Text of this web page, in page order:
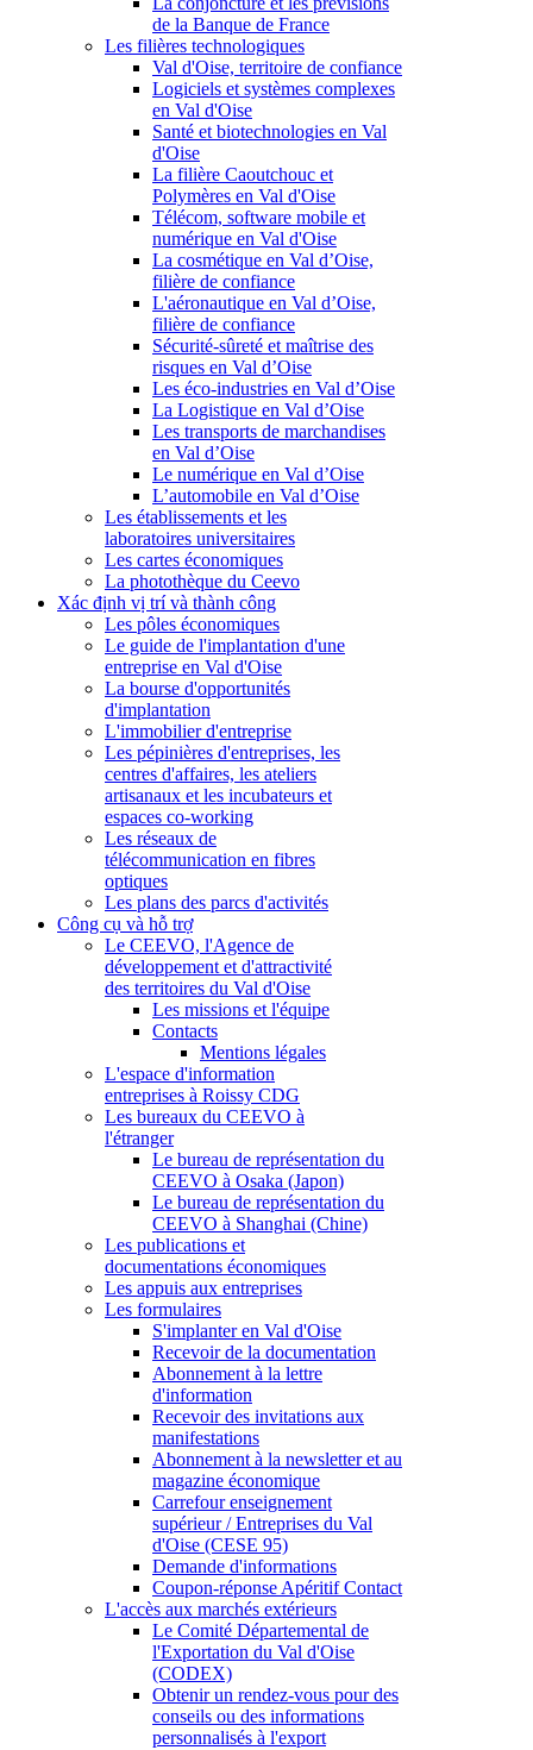
de la Banque de France
Les filières technologiques
Val d'Oise, territoire de confiance
Logiciels et systèmes complexes
en Val d'Oise
Santé et biotechnologies en Val
d'Oise
La filière Caoutchouc et
Polymères en Val d'Oise
Télécom, software mobile et
numérique en Val d'Oise
La cosmétique en Val d’Oise,
filière de confiance
L'aéronautique en Val d’Oise,
filière de confiance
Sécurité-sûreté et maîtrise des
risques en Val d’Oise
Les éco-industries en Val d’Oise
La Logistique en Val d’Oise
Les transports de marchandises
en Val d’Oise
Le numérique en Val d’Oise
L’automobile en Val d’Oise
Les établissements et les
laboratoires universitaires
Les cartes économiques
La photothèque du Ceevo
Xác định vị trí và thành công
Les pôles économiques
Le guide de l'implantation d'une
entreprise en Val d'Oise
La bourse d'opportunités
d'implantation
L'immobilier d'entreprise
Les pépinières d'entreprises, les
centres d'affaires, les ateliers
artisanaux et les incubateurs et
espaces co-working
Les réseaux de
télécommunication en fibres
optiques
Les plans des parcs d'activités
Công cụ và hỗ trợ
Le CEEVO, l'Agence de
développement et d'attractivité
des territoires du Val d'Oise
Les missions et l'équipe
Contacts
Mentions légales
L'espace d'information
entreprises à Roissy CDG
Les bureaux du CEEVO à
l'étranger
Le bureau de représentation du
CEEVO à Osaka (Japon)
Le bureau de représentation du
CEEVO à Shanghai (Chine)
Les publications et
documentations économiques
Les appuis aux entreprises
Les formulaires
S'implanter en Val d'Oise
Recevoir de la documentation
Abonnement à la lettre
d'information
Recevoir des invitations aux
manifestations
Abonnement à la newsletter et au
magazine économique
Carrefour enseignement
supérieur / Entreprises du Val
d'Oise (CESE 95)
Demande d'informations
Coupon-réponse Apéritif Contact
L'accès aux marchés extérieurs
Le Comité Départemental de
l'Exportation du Val d'Oise
(CODEX)
Obtenir un rendez-vous pour des
conseils ou des informations
personnalisés à l'export